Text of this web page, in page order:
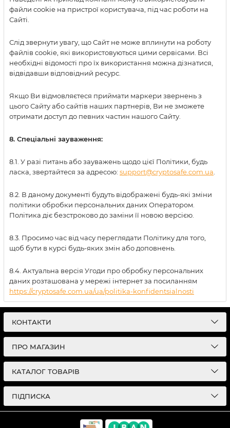
файли cookie на пристрої користувача, під час роботи на
Сайті.
Слід звернути увагу, що Сайт не може вплинути на роботу
файлів cookie, які використовуються цими сервісами. Всі
необхідні відомості про їх використання можна дізнатися,
відвідавши відповідний ресурс.
Якщо Ви відмовляєтеся приймати маркери звернень з
цього Сайту або сайтів наших партнерів, Ви не зможете
отримати доступ до певних частин нашого Сайту.
8. Спеціальні зауваження:
8.1. У разі питань або зауважень щодо цієї Політики, будь
ласка, звертайтеся за адресою: support@cryptosafe.com.ua
8.2. В даному документі будуть відображені будь-які зміни
політики обробки персональних даних Оператором.
Політика діє безстроково до заміни її новою версією.
8.3. Просимо час від часу переглядати Політику для того,
щоб бути в курсі будь-яких змін або доповнень.
8.4. Актуальна версія Угоди про обробку персональних
даних розташована у мережі інтернет за посиланням
https://cryptosafe.com.ua/ua/politika-konfidentsialnosti
КОНТАКТИ
ПРО МАГАЗИН
КАТАЛОГ ТОВАРІВ
ПІДПИСКА